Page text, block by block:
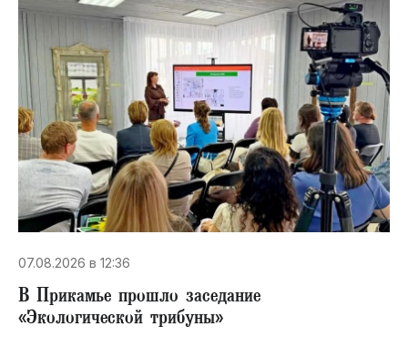
07.08.2026 в 12:36
В Прикамье прошло заседание
«Экологической трибуны»